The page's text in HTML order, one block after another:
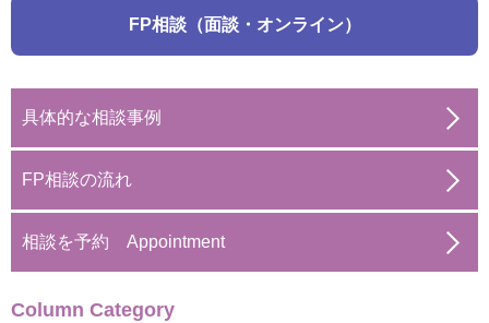
FP相談（面談・オンライン）
具体的な相談事例
FP相談の流れ
相談を予約 Appointment
Column Category